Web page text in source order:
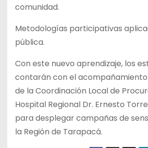
comunidad.
Metodologías participativas
pública.
Con este nuevo aprendizaje, los
contarán con el
de la Coordinación Local de
Hospital Regional Dr. Ernesto
para desplegar campañas de
la Región de Tarapacá.